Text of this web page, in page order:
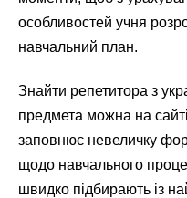
особливостей учня
навчальний план.
Знайти репетитора з
предмета можна на сайті
заповнює невеличку
щодо навчального
швидко підбирають із